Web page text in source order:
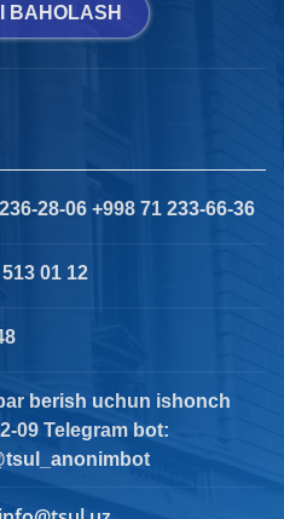
BAHOLASH
28-06 +998 71 233-66-36
01 12
berish uchun ishonch
09 Telegram bot: